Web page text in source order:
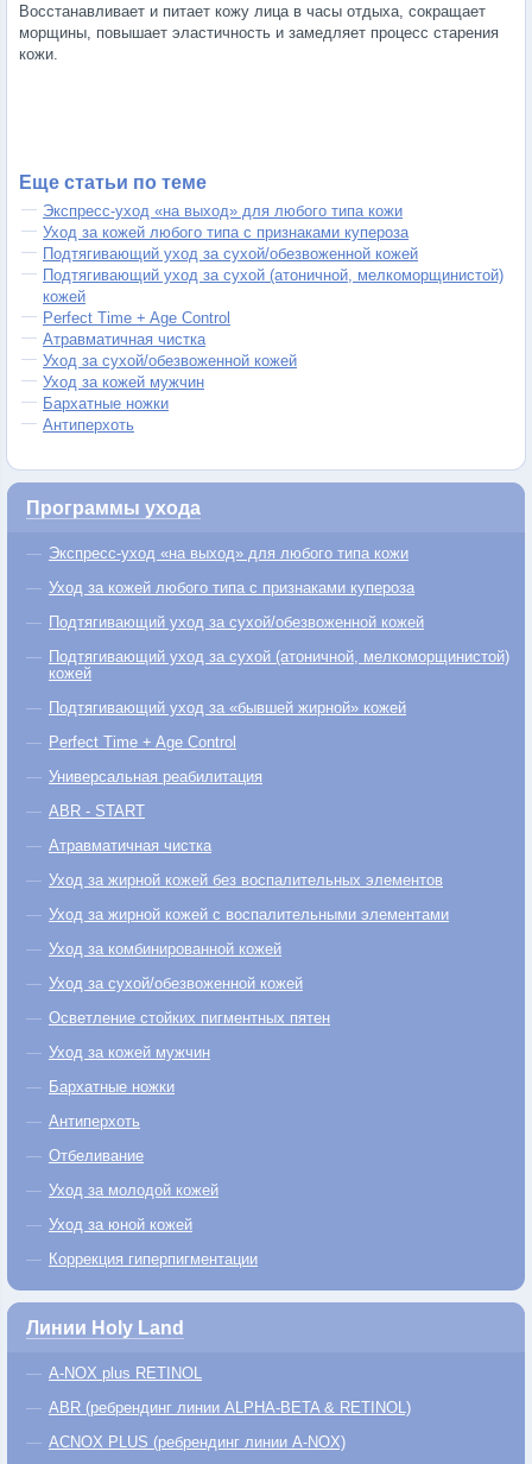
Восстанавливает и питает кожу лица в часы отдыха, сокращает
морщины, повышает эластичность и замедляет процесс старения
кожи.
Еще статьи по теме
Экспресс-уход «на выход» для любого типа кожи
Уход за кожей любого типа с признаками купероза
Подтягивающий уход за сухой/обезвоженной кожей
Подтягивающий уход за сухой (атоничной, мелкоморщинистой)
кожей
Perfect Time + Age Control
Атравматичная чистка
Уход за сухой/обезвоженной кожей
Уход за кожей мужчин
Бархатные ножки
Антиперхоть
Программы ухода
Экспресс-уход «на выход» для любого типа кожи
Уход за кожей любого типа с признаками купероза
Подтягивающий уход за сухой/обезвоженной кожей
Подтягивающий уход за сухой (атоничной, мелкоморщинистой)
кожей
Подтягивающий уход за «бывшей жирной» кожей
Perfect Time + Age Control
Универсальная реабилитация
ABR - START
Атравматичная чистка
Уход за жирной кожей без воспалительных элементов
Уход за жирной кожей с воспалительными элементами
Уход за комбинированной кожей
Уход за сухой/обезвоженной кожей
Осветление стойких пигментных пятен
Уход за кожей мужчин
Бархатные ножки
Антиперхоть
Отбеливание
Уход за молодой кожей
Уход за юной кожей
Коррекция гиперпигментации
Линии Holy Land
A-NOX plus RETINOL
ABR (ребрендинг линии ALPHA-BETA & RETINOL)
ACNOX PLUS (ребрендинг линии A-NOX)